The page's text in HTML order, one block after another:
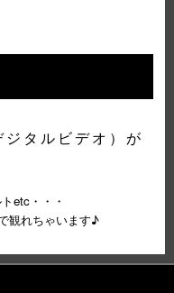
タルビデオ）が
etc・・・
観れちゃいます♪